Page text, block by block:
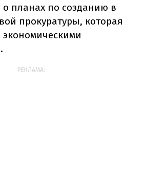
планах по созданию в
прокуратуры, которая
экономическими
РЕКЛАМА: